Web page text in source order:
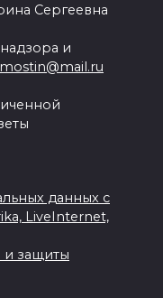
Сергеевна
и
данных с
LiveInternet,
и защиты